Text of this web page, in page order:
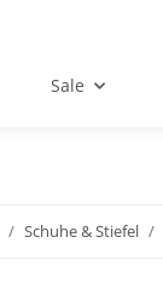
Sale
Schuhe & Stiefel